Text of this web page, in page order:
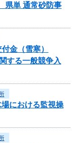
県単 通常砂防事
金（雪寒）
する一般競争入
における監視操